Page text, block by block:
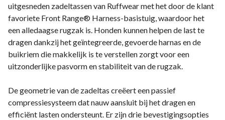
uitgesneden zadeltassen van Ruffwear met het door de klant
favoriete Front Range® Harness-basistuig, waardoor het
een alledaagse rugzak is. Honden kunnen helpen de last te
dragen dankzij het geïntegreerde, gevoerde harnas en de
buikriem die makkelijk is te verstellen zorgt voor een
uitzonderlijke pasvorm en stabiliteit van de rugzak.
De geometrie van de zadeltas creëert een passief
compressiesysteem dat nauw aansluit bij het dragen en
efficiënt lasten ondersteunt. Er zijn drie bevestigingsopties